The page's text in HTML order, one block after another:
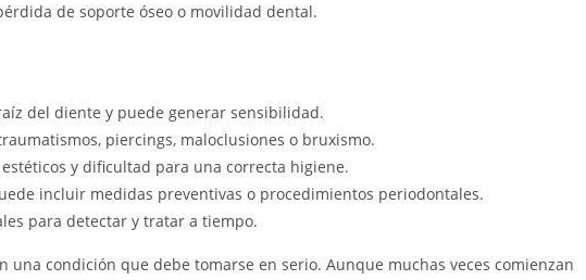
de soporte óseo o movilidad dental.
del diente y puede generar sensibilidad.
piercings, maloclusiones o bruxismo.
y dificultad para una correcta higiene.
incluir medidas preventivas o procedimientos periodontales.
para detectar y tratar a tiempo.
una condición que debe tomarse en serio. Aunque muchas veces comienzan